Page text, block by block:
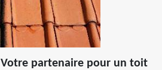
partenaire pour un toit